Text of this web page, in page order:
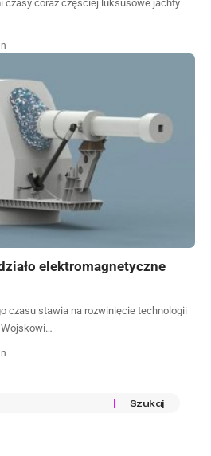
czasy coraz częściej luksusowe jachty
elektromagnetyczne
czasu stawia na rozwinięcie technologii
Wojskowi…